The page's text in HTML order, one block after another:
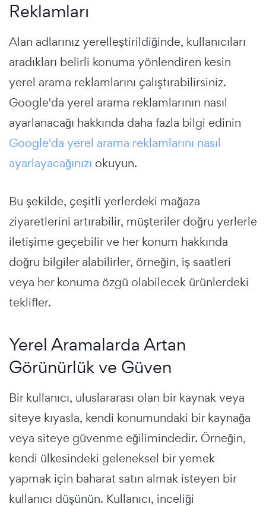
Reklamları
Alan adlarınız yerelleştirildiğinde, kullanıcıları
aradıkları belirli konuma yönlendiren kesin
yerel arama reklamlarını çalıştırabilirsiniz.
Google'da yerel arama reklamlarının nasıl
ayarlanacağı hakkında daha fazla bilgi edinin
Google'da yerel arama reklamlarını nasıl
ayarlayacağınızı okuyun.
Bu şekilde, çeşitli yerlerdeki mağaza
ziyaretlerini artırabilir, müşteriler doğru yerlerle
iletişime geçebilir ve her konum hakkında
doğru bilgiler alabilirler, örneğin, iş saatleri
veya her konuma özgü olabilecek ürünlerdeki
teklifler.
Yerel Aramalarda Artan
Görünürlük ve Güven
Bir kullanıcı, uluslararası olan bir kaynak veya
siteye kıyasla, kendi konumundaki bir kaynağa
veya siteye güvenme eğilimindedir. Örneğin,
kendi ülkesindeki geleneksel bir yemek
yapmak için baharat satın almak isteyen bir
kullanıcı düşünün. Kullanıcı, inceliği